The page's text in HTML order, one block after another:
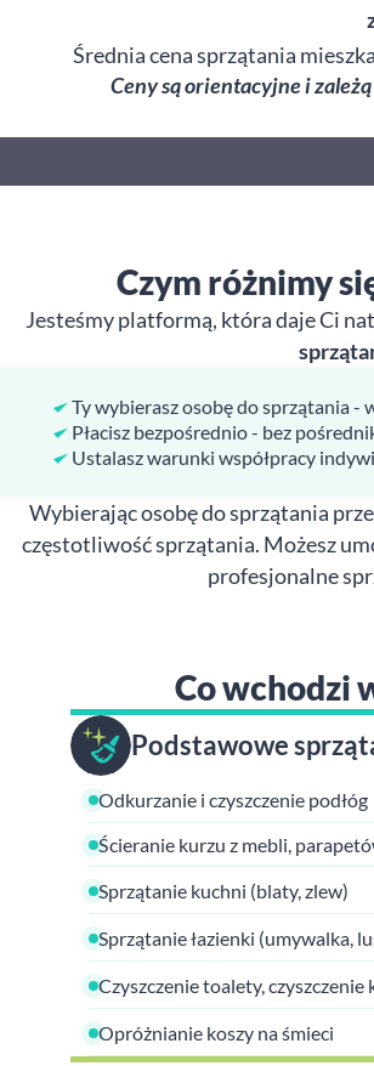
Średnia cena sprzątania
Ceny są orientacyjne i
Czym różnimy
Jesteśmy platformą, która daje Ci
Ty wybierasz osobę do sprzątania -
Płacisz bezpośrednio - bez
Ustalasz warunki współpracy
Wybierając osobę do sprzątania
częstotliwość sprzątania. Możesz
profesjonalne
Co wchodzi
Podstawowe
Odkurzanie i czyszczenie podłóg
Ścieranie kurzu z mebli,
Sprzątanie kuchni (blaty, zlew)
Sprzątanie łazienki (umywalka,
Czyszczenie toalety,
Opróżnianie koszy na śmieci